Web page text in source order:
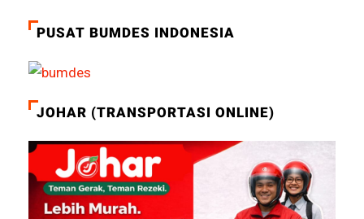
PUSAT BUMDES INDONESIA
JOHAR (TRANSPORTASI ONLINE)